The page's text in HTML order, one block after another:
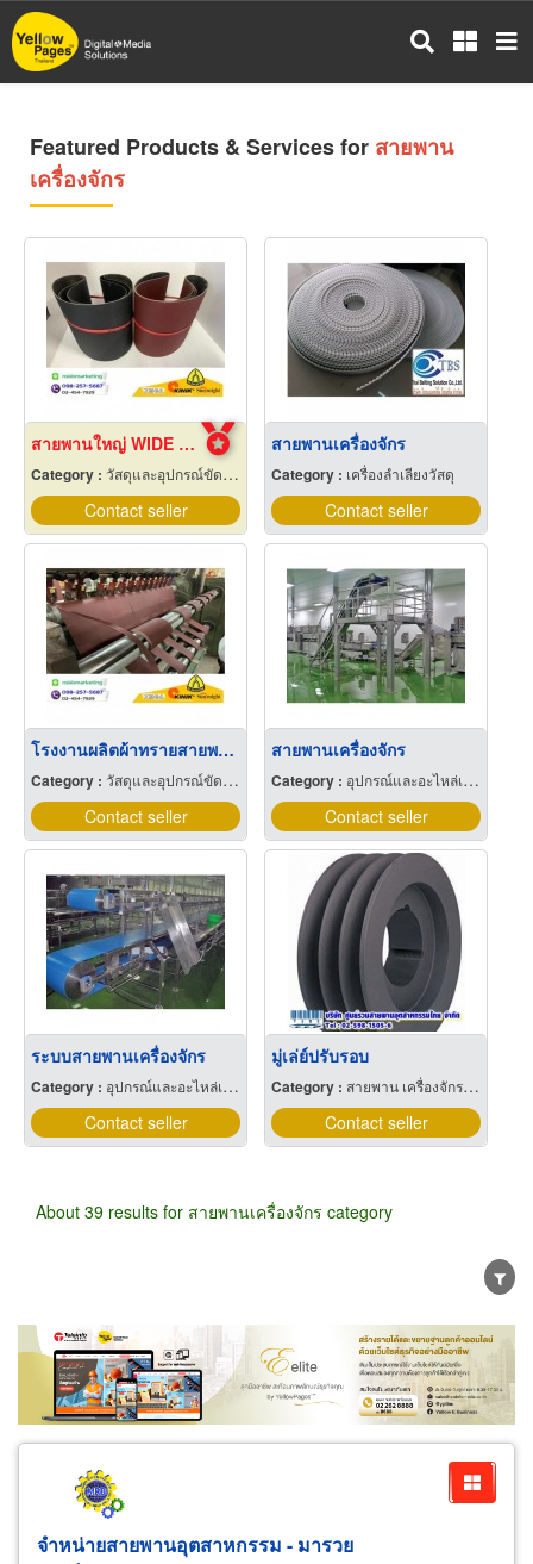
Skip
to
main
Featured Products & Services for สายพาน
เครื่องจักร
สายพานใหญ่ WIDE BELT
Category : วัสดุและอุปกรณ์ขัดและฝน
Contact seller
สายพานเครื่องจักร
Category : เครื่องลำเลียงวัสดุ
Contact seller
โรงงานผลิตผ้าทรายสายพาน เครื่องจักรตัดผ้าทราย ทรายม้วน
Category : วัสดุและอุปกรณ์ขัดและฝน
Contact seller
สายพานเครื่องจักร
Category : อุปกรณ์และอะไหล่เครื่องลำเลียง
Contact seller
ระบบสายพานเครื่องจักร
Category : อุปกรณ์และอะไหล่เครื่องลำเลียง
Contact seller
มู่เล่ย์ปรับรอบ
Category : สายพาน เครื่องจักรและเครื่องยนต์
Contact seller
About 39 results for สายพานเครื่องจักร category
Wholesale Retail Manufacturer
Dealer
Exporter/Importer
Service Business
จำหน่ายสายพานอุตสาหกรรม - มารวย